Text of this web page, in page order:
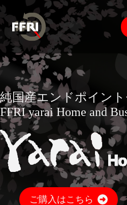
純国産エンドポイン
FFRI yarai Home and
ご購入はこちら